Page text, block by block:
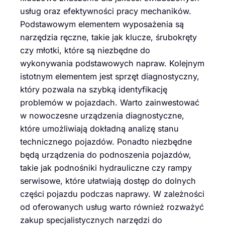
usług oraz efektywności pracy mechaników.
Podstawowym elementem wyposażenia są
narzędzia ręczne, takie jak klucze, śrubokręty
czy młotki, które są niezbędne do
wykonywania podstawowych napraw. Kolejnym
istotnym elementem jest sprzęt diagnostyczny,
który pozwala na szybką identyfikację
problemów w pojazdach. Warto zainwestować
w nowoczesne urządzenia diagnostyczne,
które umożliwiają dokładną analizę stanu
technicznego pojazdów. Ponadto niezbędne
będą urządzenia do podnoszenia pojazdów,
takie jak podnośniki hydrauliczne czy rampy
serwisowe, które ułatwiają dostęp do dolnych
części pojazdu podczas naprawy. W zależności
od oferowanych usług warto również rozważyć
zakup specjalistycznych narzędzi do